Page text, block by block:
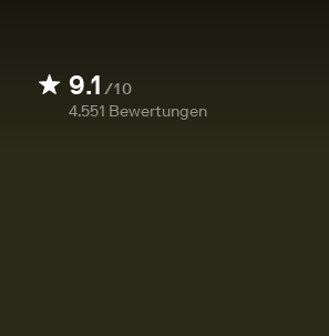
9.1 /10
4.551 Bewertungen